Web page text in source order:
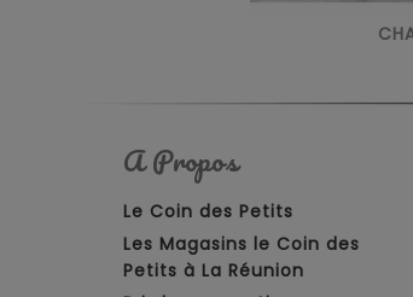
A Propos
Le Coin des Petits
Les Magasins le Coin des
Petits à La Réunion